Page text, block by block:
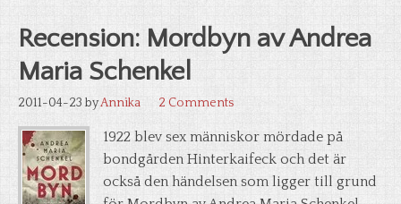
Recension: Mordbyn av Andrea
Maria Schenkel
2011-04-23 byAnnika 2 Comments
1922 blev sex människor mördade på
bondgården Hinterkaifeck och det är
också den händelsen som ligger till grund